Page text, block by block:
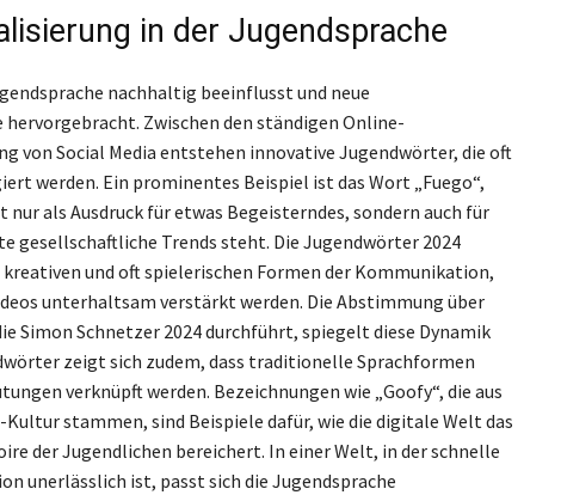
in der Jugendsprache
nachhaltig beeinflusst und neue
Zwischen den ständigen Online-
von Social Media entstehen innovative Jugendwörter, die oft
werden. Ein prominentes Beispiel ist das Wort „Fuego“,
als Ausdruck für etwas Begeisterndes, sondern auch für
gesellschaftliche Trends steht. Die Jugendwörter 2024
kreativen und oft spielerischen Formen der Kommunikation,
unterhaltsam verstärkt werden. Die Abstimmung über
Simon Schnetzer 2024 durchführt, spiegelt diese Dynamik
zeigt sich zudem, dass traditionelle Sprachformen
verknüpft werden. Bezeichnungen wie „Goofy“, die aus
Kultur stammen, sind Beispiele dafür, wie die digitale Welt das
der Jugendlichen bereichert. In einer Welt, in der schnelle
unerlässlich ist, passt sich die Jugendsprache